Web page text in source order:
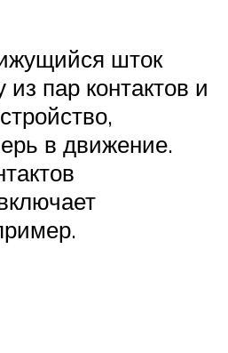
шток
пар контактов и
в движение.